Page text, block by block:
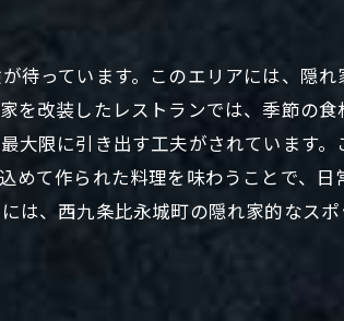
西九条比永城町の隠れ家
待っています。このエリアには、隠
を改装したレストランでは、季節の
大限に引き出す工夫がされています。
めて作られた料理を味わうことで、
は、西九条比永城町の隠れ家的なス